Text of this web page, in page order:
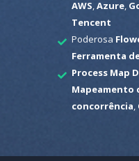
AWS Azure,
Tencent
Poderosa
Ferramenta
Process Map
Mapeamento
concorrência